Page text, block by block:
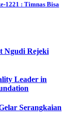
1221 : Timnas Bisa
Ngudi Rejeki
Leader in
Serangkaian